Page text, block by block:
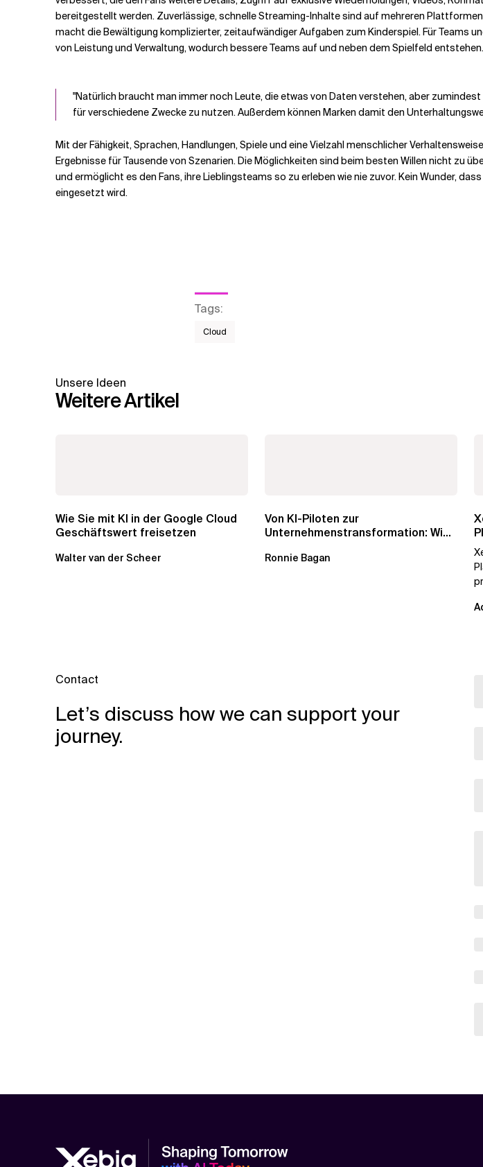
bereitgestellt werden. Zuverlässige, schnelle Streaming-Inhalte sind auf mehreren
macht die Bewältigung komplizierter, zeitaufwändiger Aufgaben zum Kinderspiel. Für Teams
von Leistung und Verwaltung, wodurch bessere Teams auf und neben dem Spielfeld entstehen.
"Natürlich braucht man immer noch Leute, die etwas von Daten verstehen, aber
für verschiedene Zwecke zu nutzen. Außerdem können Marken damit den
Mit der Fähigkeit, Sprachen, Handlungen, Spiele und eine Vielzahl menschlicher
Ergebnisse für Tausende von Szenarien. Die Möglichkeiten sind beim besten Willen nicht zu
und ermöglicht es den Fans, ihre Lieblingsteams so zu erleben wie nie zuvor. Kein Wunder,
eingesetzt wird.
Tags:
Cloud
Unsere Ideen
Weitere Artikel
Wie Sie mit KI in der Google Cloud
Geschäftswert freisetzen
Walter van der Scheer
Von KI-Piloten zur
Unternehmenstransformation: Wie
Ronnie Bagan
Contact
Let’s discuss how we can support your
journey.